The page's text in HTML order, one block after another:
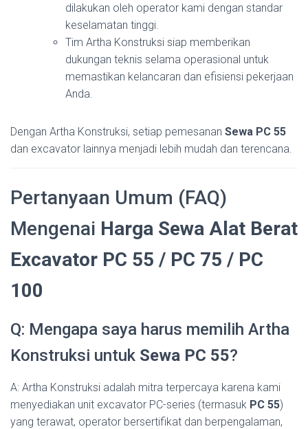
dilakukan oleh operator kami dengan standar
keselamatan tinggi.
Tim Artha Konstruksi siap memberikan
dukungan teknis selama operasional untuk
memastikan kelancaran dan efisiensi pekerjaan
Anda.
Dengan Artha Konstruksi, setiap pemesanan Sewa PC 55
dan excavator lainnya menjadi lebih mudah dan terencana.
Pertanyaan Umum (FAQ)
Mengenai Harga Sewa Alat Berat
Excavator PC 55 / PC 75 / PC
100
Q: Mengapa saya harus memilih Artha
Konstruksi untuk Sewa PC 55?
A: Artha Konstruksi adalah mitra terpercaya karena kami
menyediakan unit excavator PC-series (termasuk PC 55)
yang terawat, operator bersertifikat dan berpengalaman,